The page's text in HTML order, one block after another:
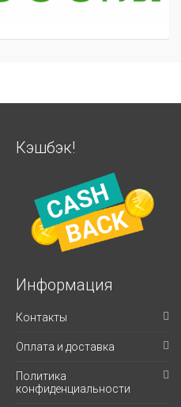
Кэшбэк!
Информация
Контакты
Оплата и доставка
Политика
конфиденциальности